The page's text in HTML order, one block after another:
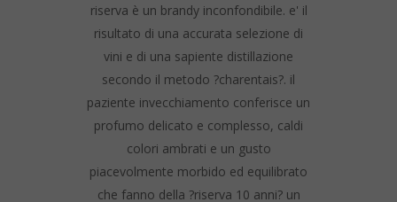
riserva è un brandy inconfondibile. e' il
risultato di una accurata selezione di
vini e di una sapiente distillazione
secondo il metodo ?charentais?. il
paziente invecchiamento conferisce un
profumo delicato e complesso, caldi
colori ambrati e un gusto
piacevolmente morbido ed equilibrato
che fanno della ?riserva 10 anni? un